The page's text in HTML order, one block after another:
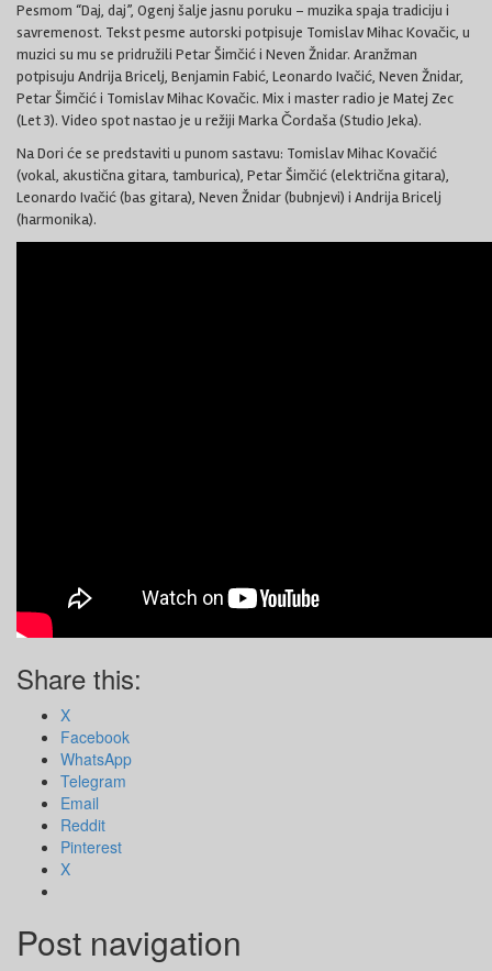
Pesmom “Daj, daj”, Ogenj šalje jasnu poruku – muzika spaja tradiciju i
savremenost. Tekst pesme autorski potpisuje Tomislav Mihac Kovačic, u
muzici su mu se pridružili Petar Šimčić i Neven Žnidar. Aranžman
potpisuju Andrija Bricelj, Benjamin Fabić, Leonardo Ivačić, Neven Žnidar,
Petar Šimčić i Tomislav Mihac Kovačic. Mix i master radio je Matej Zec
(Let 3). Video spot nastao je u režiji Marka Čordaša (Studio Jeka).
Na Dori će se predstaviti u punom sastavu: Tomislav Mihac Kovačić
(vokal, akustična gitara, tamburica), Petar Šimčić (električna gitara),
Leonardo Ivačić (bas gitara), Neven Žnidar (bubnjevi) i Andrija Bricelj
(harmonika).
Share this:
X
Facebook
WhatsApp
Telegram
Email
Reddit
Pinterest
X
Post navigation